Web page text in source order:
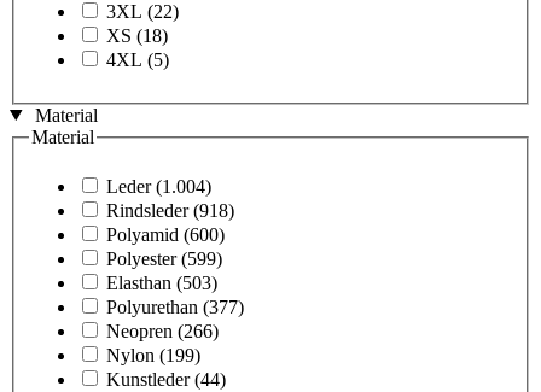
3XL (22)
XS (18)
4XL (5)
Material
Material
Leder (1.004)
Rindsleder (918)
Polyamid (600)
Polyester (599)
Elasthan (503)
Polyurethan (377)
Neopren (266)
Nylon (199)
Kunstleder (44)